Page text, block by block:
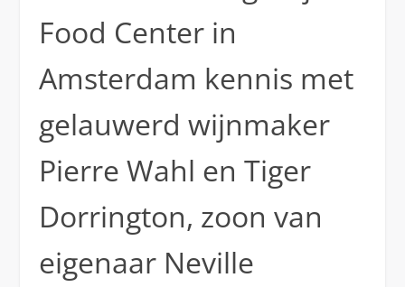
Food Center in
Amsterdam kennis met
gelauwerd wijnmaker
Pierre Wahl en Tiger
Dorrington, zoon van
eigenaar Neville